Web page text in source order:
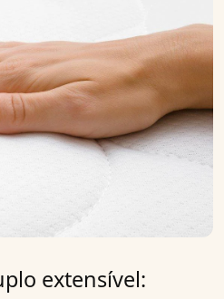
extensível: